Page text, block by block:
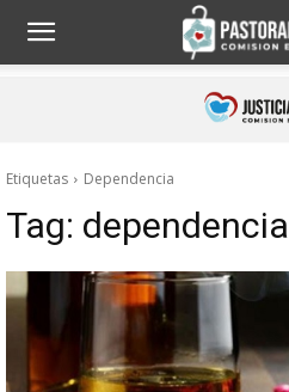
Etiquetas Dependencia
Tag: dependencia